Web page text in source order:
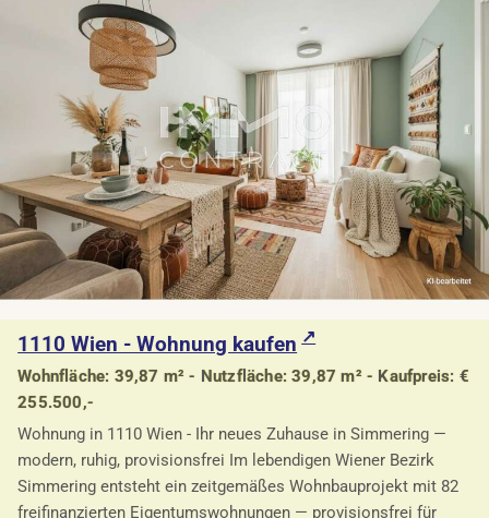
1110 Wien - Wohnung kaufen
Wohnfläche: 39,87 m² - Nutzfläche: 39,87 m² - Kaufpreis: €
255.500,-
Wohnung in 1110 Wien - Ihr neues Zuhause in Simmering —
modern, ruhig, provisionsfrei Im lebendigen Wiener Bezirk
Simmering entsteht ein zeitgemäßes Wohnbauprojekt mit 82
freifinanzierten Eigentumswohnungen — provisionsfrei für